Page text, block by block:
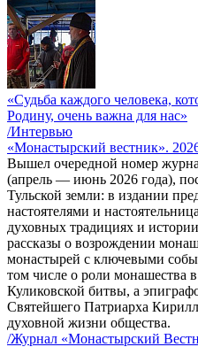
«Судьба каждого человека,
Родину, очень важна для нас»
/Интервью
«Монастырский вестник».
Вышел очередной номер
(апрель — июнь 2026 года),
Тульской земли: в издании
настоятелями и
духовных традициях и
рассказы о возрождении
монастырей с ключевыми
том числе о роли монашества
Куликовской битвы, а
Святейшего Патриарха
духовной жизни общества.
/Журнал «Монастырский